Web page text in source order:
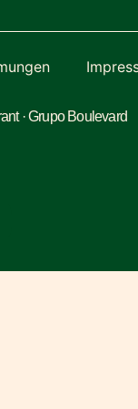
· Grupo Boulevard